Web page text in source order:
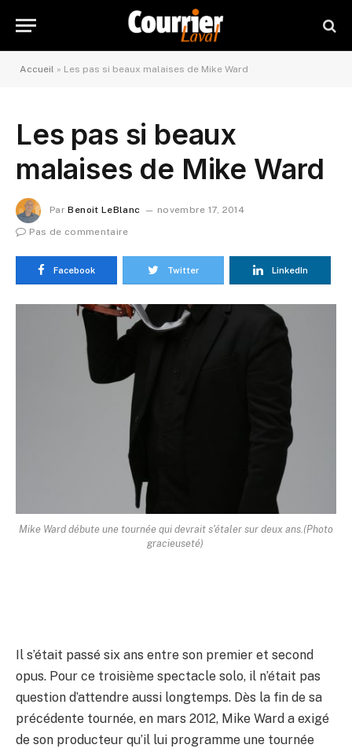
Accueil » Les pas si beaux malaises de Mike Ward
Les pas si beaux
malaises de Mike Ward
Par Benoit LeBlanc
novembre 17, 2014
Pas de commentaire
Facebook Twitter LinkedIn
Mike Ward débute une tournée qui devrait s'étaler sur deux ans. (Photo
gracieuseté)
Il s’était passé six ans entre son premier et second
opus. Pour ce troisième spectacle solo, il n’était pas
question d’attendre aussi longtemps. Dès la fin de sa
précédente tournée, en mars 2012, Mike Ward a exigé
de son producteur qu’il lui programme une tournée